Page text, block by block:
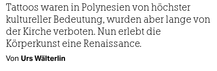
Tattoos waren in Polynesien von höchster
kultureller Bedeutung, wurden aber lange von
der Kirche verboten. Nun erlebt die
Körperkunst eine Renaissance.
Von Urs Wälterlin